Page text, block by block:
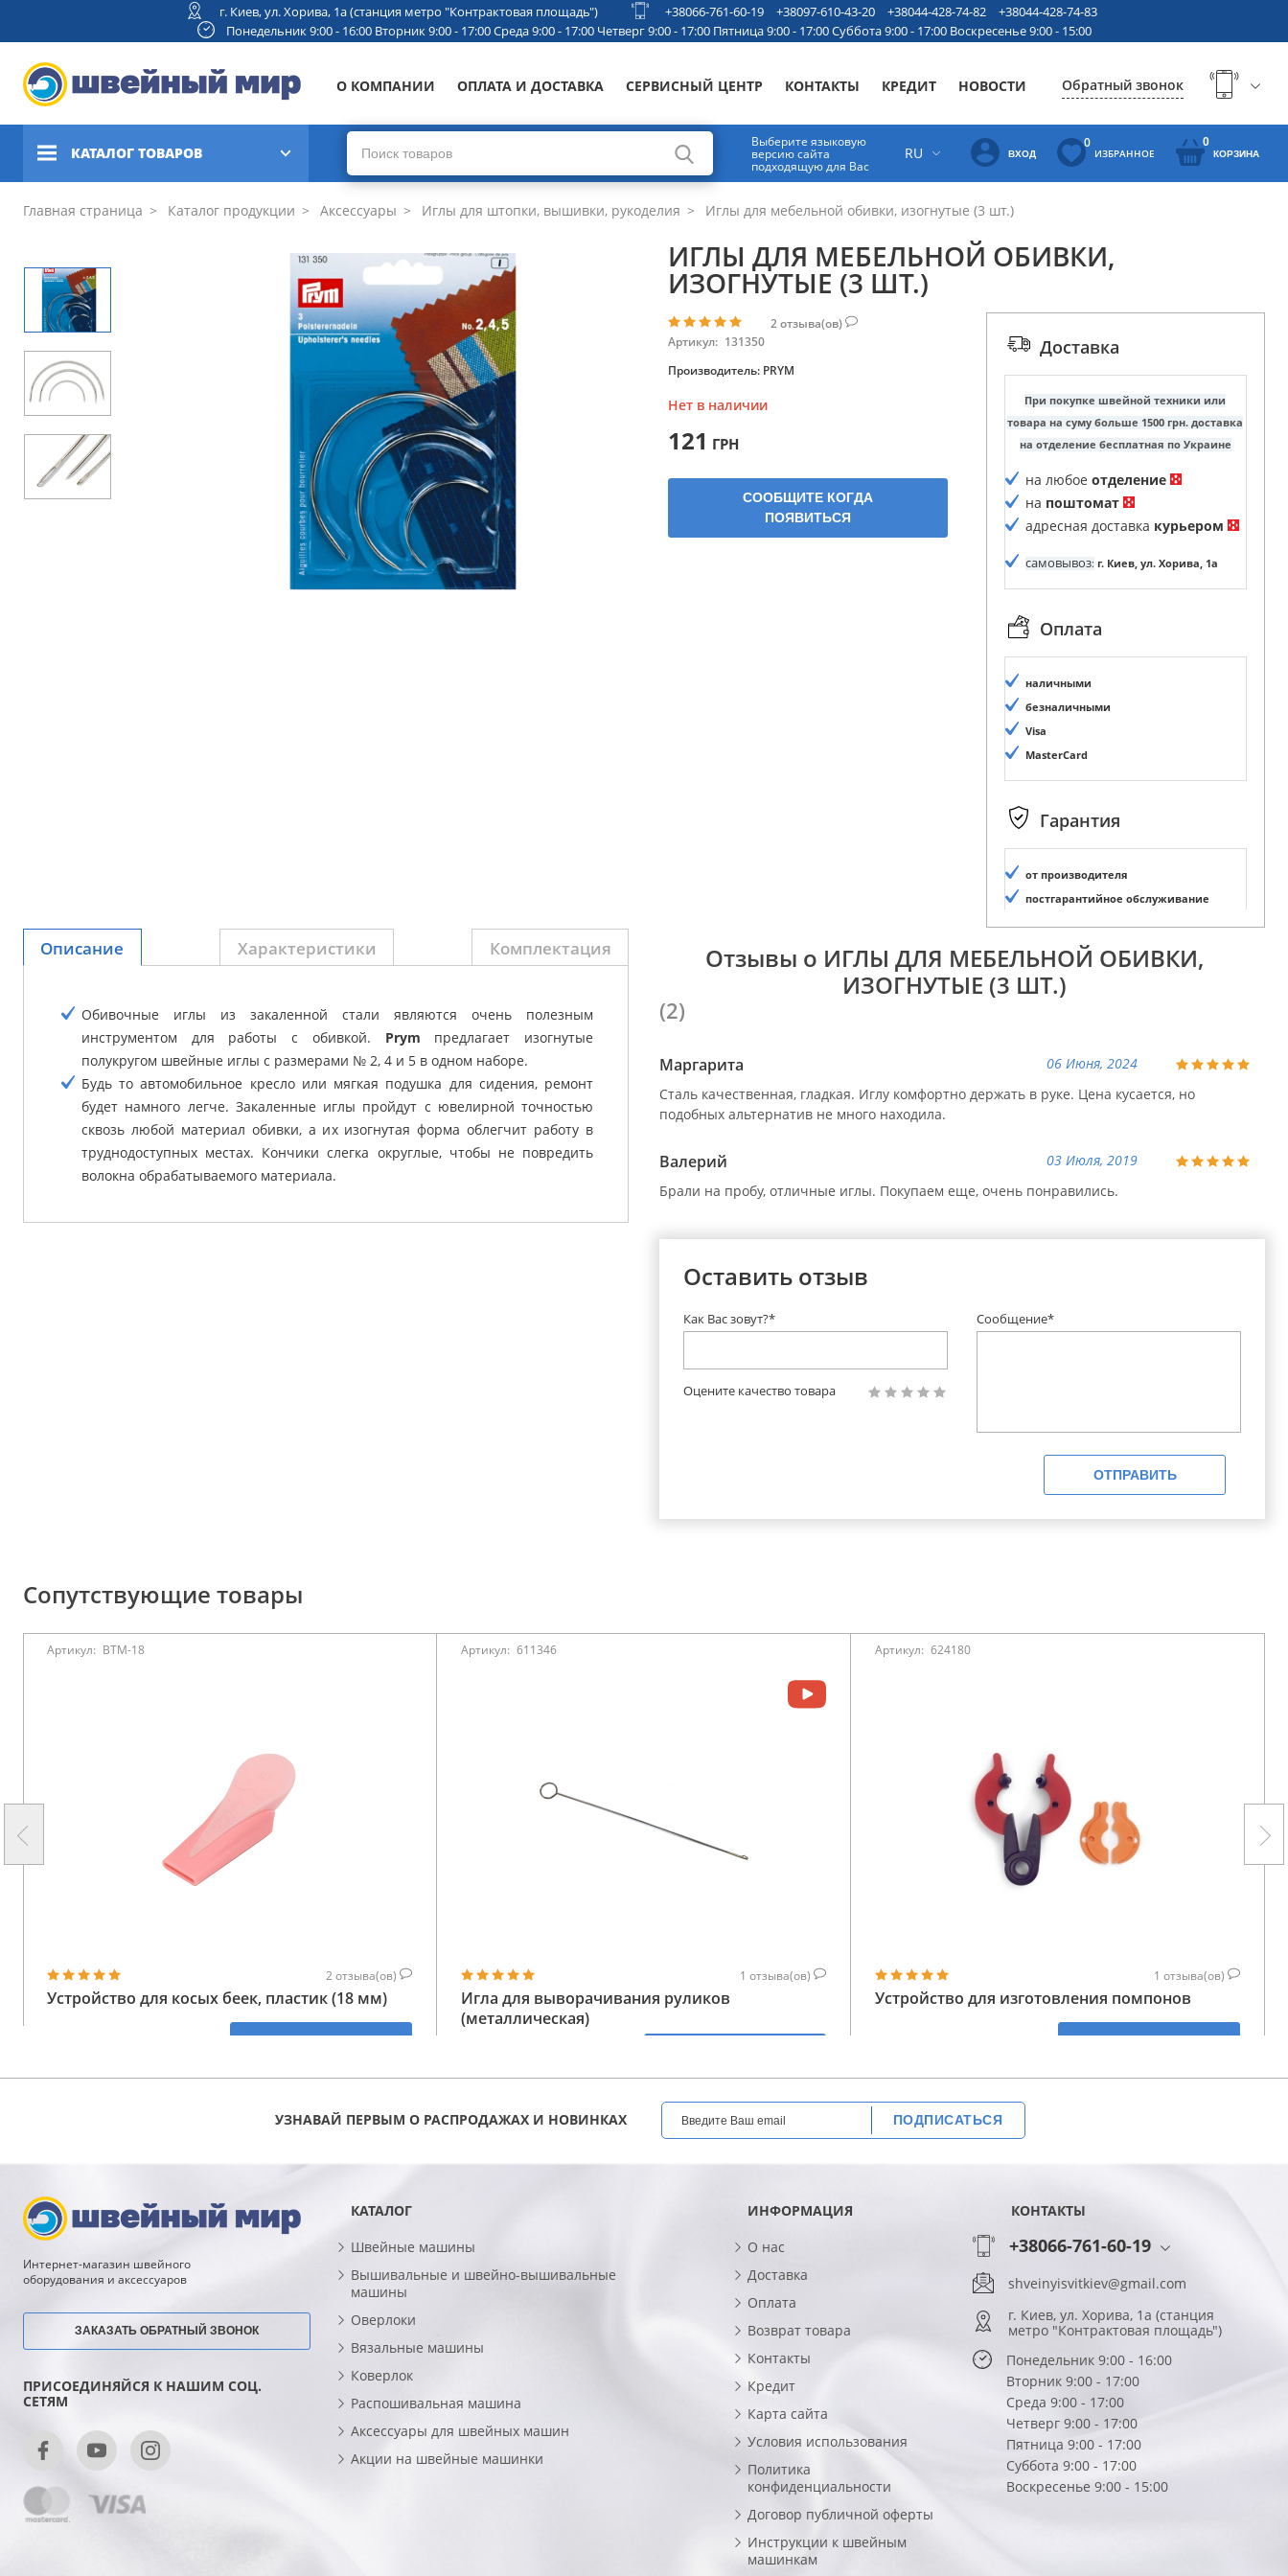
г. Киев, ул. Хорива, 1а (станция метро "Контрактовая площадь") +38066-761-60-19 +38097-610-43-20 +38044-428-74-82
+38044-428-74-83
Понедельник 9:00 - 16:00 Вторник 9:00 - 17:00 Среда 9:00 - 17:00 Четверг 9:00 - 17:00 Пятница 9:00 - 17:00 Суббота 9:00 - 17:00 Воскресенье 9:00 - 15:00
О КОМПАНИИ ОПЛАТА И ДОСТАВКА СЕРВИСНЫЙ ЦЕНТР КОНТАКТЫ КРЕДИТ НОВОСТИ Обратный звонок
КАТАЛОГ ТОВАРОВ
Швейные машины
вышивальные машины
Коверлоки, оверлоки,
плоскошовные машины
Вязальные машины
Аксессуары
Бренды
Выберите языковую
версию сайта
подходящую для Вас
RU ВХОД
0
ИЗБРАННОЕ
0
КОРЗИНА
Главная страница Каталог продукции Аксессуары Иглы для штопки, вышивки, рукоделия Иглы для мебельной обивки, изогнутые (3 шт.)
ИГЛЫ ДЛЯ МЕБЕЛЬНОЙ ОБИВКИ,
ИЗОГНУТЫЕ (3 ШТ.)
2отзыва(ов)
Артикул: 131350
Производитель: PRYM
Нет в наличии
121 ГРН
СООБЩИТЕ КОГДА
ПОЯВИТЬСЯ
Доставка
При покупке швейной техники или
товара на суму больше 1500 грн. доставка
на отделение бесплатная по Украине
на любое отделение
на поштомат
адресная доставка курьером
самовывоз: г. Киев, ул. Хорива, 1а
Оплата
наличными
безналичными
Visa
MasterCard
Гарантия
от производителя
постгарантийное обслуживание
Описание Характеристики Комплектация
Обивочные иглы из закаленной стали являются очень полезным
инструментом для работы с обивкой. Prym предлагает изогнутые
полукругом швейные иглы с размерами № 2, 4 и 5 в одном наборе.
Будь то автомобильное кресло или мягкая подушка для сидения, ремонт
будет намного легче. Закаленные иглы пройдут с ювелирной точностью
сквозь любой материал обивки, а их изогнутая форма облегчит работу в
труднодоступных местах. Кончики слегка округлые, чтобы не повредить
волокна обрабатываемого материала.
Отзывы о ИГЛЫ ДЛЯ МЕБЕЛЬНОЙ ОБИВКИ,
ИЗОГНУТЫЕ (3 ШТ.)
(2)
Маргарита
06 Июня, 2024
Сталь качественная, гладкая. Иглу комфортно держать в руке. Цена кусается, но
подобных альтернатив не много находила.
Валерий
03 Июля, 2019
Брали на пробу, отличные иглы. Покупаем еще, очень понравились.
Оставить отзыв
Сообщение*
Как Вас зовут?*
Оцените качество товара
ОТПРАВИТЬ
Сопутствующие товары
Артикул: BTM-18
2 отзыва(ов)
Устройство для косых беек, пластик (18 мм)
Артикул: 611346
1 отзыва(ов)
Игла для выворачивания руликов
(металлическая)
Артикул: 624180
1 отзыва(ов)
Устройство для изготовления помпонов
УЗНАВАЙ ПЕРВЫМ О РАСПРОДАЖАХ И НОВИНКАХ ПОДПИСАТЬСЯ
Интернет-магазин швейного
оборудования и аксессуаров
ЗАКАЗАТЬ ОБРАТНЫЙ ЗВОНОК
ПРИСОЕДИНЯЙСЯ К НАШИМ СОЦ.
СЕТЯМ
КАТАЛОГ
Швейные машины
Вышивальные и швейно-вышивальные
машины
Оверлоки
Вязальные машины
Коверлок
Распошивальная машина
Аксессуары для швейных машин
Акции на швейные машинки
ИНФОРМАЦИЯ
О нас
Доставка
Оплата
Возврат товара
Контакты
Кредит
Карта сайта
Условия использования
Политика
конфиденциальности
Договор публичной оферты
Инструкции к швейным
машинкам
КОНТАКТЫ
+38066-761-60-19
shveinyisvitkiev@gmail.com
г. Киев, ул. Хорива, 1а (станция
метро "Контрактовая площадь")
Понедельник 9:00 - 16:00
Вторник 9:00 - 17:00
Среда 9:00 - 17:00
Четверг 9:00 - 17:00
Пятница 9:00 - 17:00
Суббота 9:00 - 17:00
Воскресенье 9:00 - 15:00